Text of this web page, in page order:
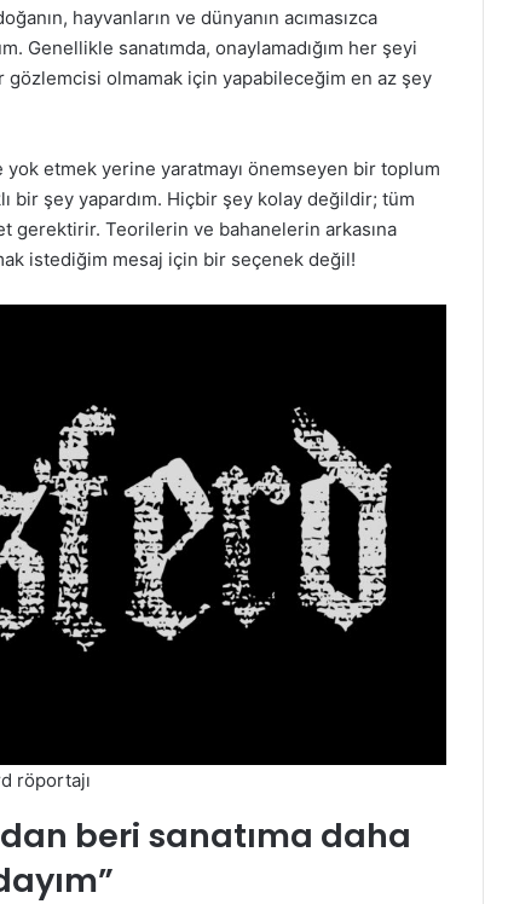
hayvanların ve dünyanın acımasızca
Genellikle sanatımda, onaylamadığım her şeyi
gözlemcisi olmamak için yapabileceğim en az şey
yok etmek yerine yaratmayı önemseyen bir toplum
bir şey yapardım. Hiçbir şey kolay değildir; tüm
gerektirir. Teorilerin ve bahanelerin arkasına
istediğim mesaj için bir seçenek değil!
röportajı
beri sanatıma daha